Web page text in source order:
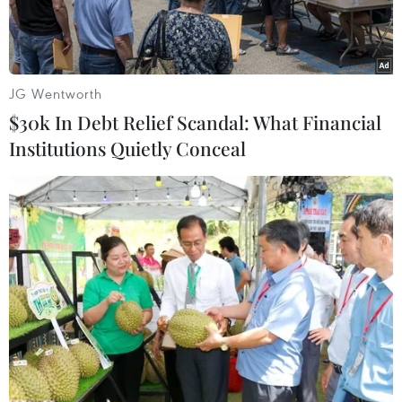
Các tay súng Boko Haram. (Nguồn: Her Campus)
Trong một cuộc tấn công thực hiện sáng 23/6,
cảnh sát bí mật của Nigeria đã bắt giữ hai người
được cho là chỉ huy của nhóm khủng bố Boko
Haram.
Ông Tony Opuiyo, người phát ngôn của lực
lượng cảnh sát bí mật cho biết, hai nghi phạm
JG Wentworth
$30k In Debt Relief Scandal: What Financial
Institutions Quietly Conceal